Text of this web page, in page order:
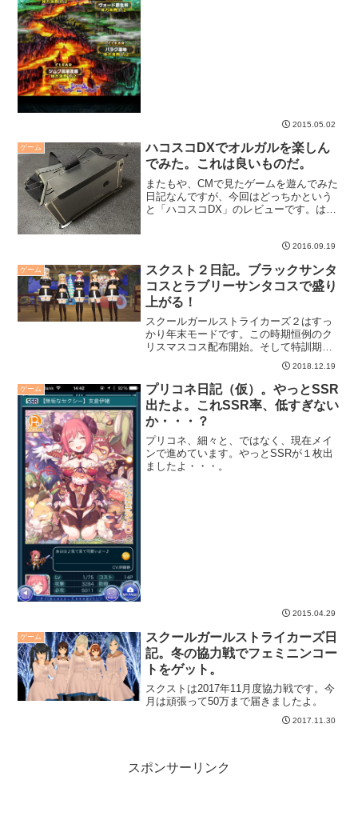
2015.05.02
ゲーム
ハコスコDXでオルガルを楽しん
でみた。これは良いものだ。
またもや、CMで見たゲームを遊んでみた
日記なんですが、今回はどっちかという
と「ハコスコDX」のレビューです。は
2016.09.19
ゲーム
スクスト２日記。ブラックサンタ
コスとラブリーサンタコスで盛り
上がる！
スクールガールストライカーズ２はすっ
かり年末モードです。この時期恒例のク
リスマスコス配布開始。そして特訓期間
の報酬もブラックサンタコスです。とこ
ろで来年はイノシシ年なんですね。
2018.12.19
ゲーム
プリコネ日記（仮）。やっとSSR
出たよ。これSSR率、低すぎない
か・・・？
プリコネ、細々と、ではなく、現在メイ
ンで進めています。やっとSSRが１枚出
ましたよ・・・。
2015.04.29
ゲーム
スクールガールストライカーズ日
記。冬の協力戦でフェミニンコー
トをゲット。
スクストは2017年11月度協力戦です。今
月は頑張って50万まで届きましたよ。
2017.11.30
スポンサーリンク